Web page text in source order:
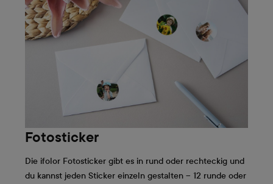
Fotosticker
Die ifolor Fotosticker gibt es in rund oder rechteckig und
du kannst jeden Sticker einzeln gestalten – 12 runde oder